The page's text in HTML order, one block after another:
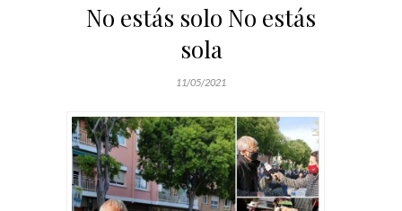
No estás solo No estás
sola
11/05/2021